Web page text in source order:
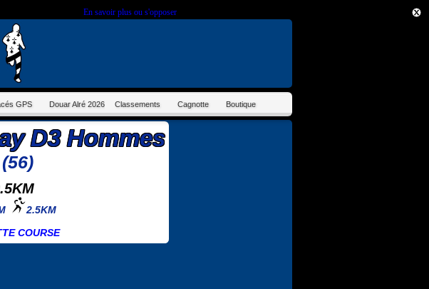
En savoir plus ou s'opposer.
GPS Douar Alré 2026 Classements Cagnotte Boutique
D3 Hommes
2.5KM
COURSE